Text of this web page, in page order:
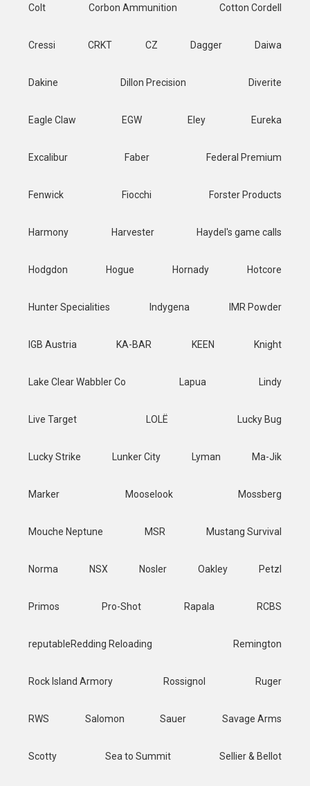
Colt Corbon Ammunition Cotton Cordell
Cressi CRKT CZ Dagger Daiwa
Dakine Dillon Precision Diverite
Eagle Claw EGW Eley Eureka
Excalibur Faber Federal Premium
Fenwick Fiocchi Forster Products
Harmony Harvester Haydel's game calls
Hodgdon Hogue Hornady Hotcore
Hunter Specialities Indygena IMR Powder
IGB Austria KA-BAR KEEN Knight
Lake Clear Wabbler Co Lapua Lindy
Live Target LOLË Lucky Bug
Lucky Strike Lunker City Lyman Ma-Jik
Marker Mooselook Mossberg
Mouche Neptune MSR Mustang Survival
Norma NSX Nosler Oakley Petzl
Primos Pro-Shot Rapala RCBS
reputableRedding Reloading Remington
Rock Island Armory Rossignol Ruger
RWS Salomon Sauer Savage Arms
Scotty Sea to Summit Sellier & Bellot